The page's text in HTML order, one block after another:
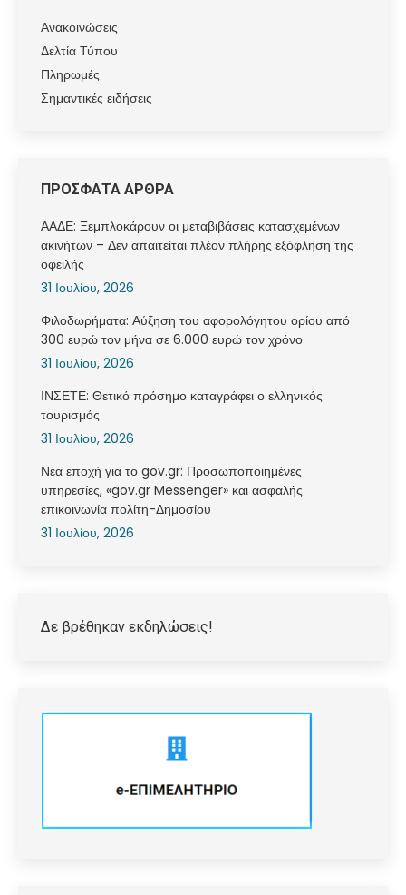
Ανακοινώσεις
Δελτία Τύπου
Πληρωμές
Σημαντικές ειδήσεις
ΠΡΟΣΦΑΤΑ ΑΡΘΡΑ
ΑΑΔΕ: Ξεμπλοκάρουν οι μεταβιβάσεις κατασχεμένων
ακινήτων – Δεν απαιτείται πλέον πλήρης εξόφληση της
οφειλής
31 Ιουλίου, 2026
Φιλοδωρήματα: Αύξηση του αφορολόγητου ορίου από
300 ευρώ τον μήνα σε 6.000 ευρώ τον χρόνο
31 Ιουλίου, 2026
ΙΝΣΕΤΕ: Θετικό πρόσημο καταγράφει ο ελληνικός
τουρισμός
31 Ιουλίου, 2026
Νέα εποχή για το gov.gr: Προσωποποιημένες
υπηρεσίες, «gov.gr Messenger» και ασφαλής
επικοινωνία πολίτη-Δημοσίου
31 Ιουλίου, 2026
Δε βρέθηκαν εκδηλώσεις!